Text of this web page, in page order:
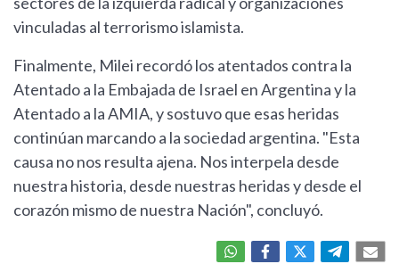
vinculadas al terrorismo islamista.
Finalmente, Milei recordó los atentados contra la
Atentado a la Embajada de Israel en Argentina y la
Atentado a la AMIA, y sostuvo que esas heridas
continúan marcando a la sociedad argentina. "Esta
causa no nos resulta ajena. Nos interpela desde
nuestra historia, desde nuestras heridas y desde el
corazón mismo de nuestra Nación", concluyó.